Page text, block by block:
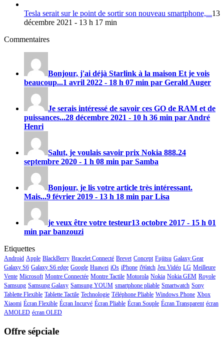
Tesla serait sur le point de sortir son nouveau smartphone,...13
décembre 2021 - 13 h 17 min
Commentaires
Bonjour, j'ai déjà Starlink à la maison Et je vois
beaucoup...1 avril 2022 - 18 h 07 min par Gerald Auger
Je serais intéressé de savoir ces GO de RAM et de
puissances...28 décembre 2021 - 10 h 36 min par André
Henri
Salut, je voulais savoir prix Nokia 888.24
septembre 2020 - 1 h 08 min par Samba
Bonjour, je lis votre article très intéressant.
Mais...9 février 2019 - 13 h 18 min par Lisa
je veux être votre testeur13 octobre 2017 - 15 h 01
min par banzouzi
Etiquettes
Android Apple BlackBerry Bracelet Connecté Brevet Concept Fujitsu Galaxy Gear
Galaxy S6 Galaxy S6 edge Google Huawei iOs iPhone iWatch Jeu Vidéo LG Meilleure
Vente Microsoft Montre Connectée Montre Tactile Motorola Nokia Nokia GEM Royole
Samsung Samsung Galaxy Samsung YOUM smartphone pliable Smartwatch Sony
Tablette Flexible Tablette Tactile Technologie Téléphone Pliable Windows Phone Xbox
Xiaomi Écran Flexible Écran Incurvé Écran Pliable Écran Souple Écran Transparent écran
AMOLED écran OLED
Offre sépciale